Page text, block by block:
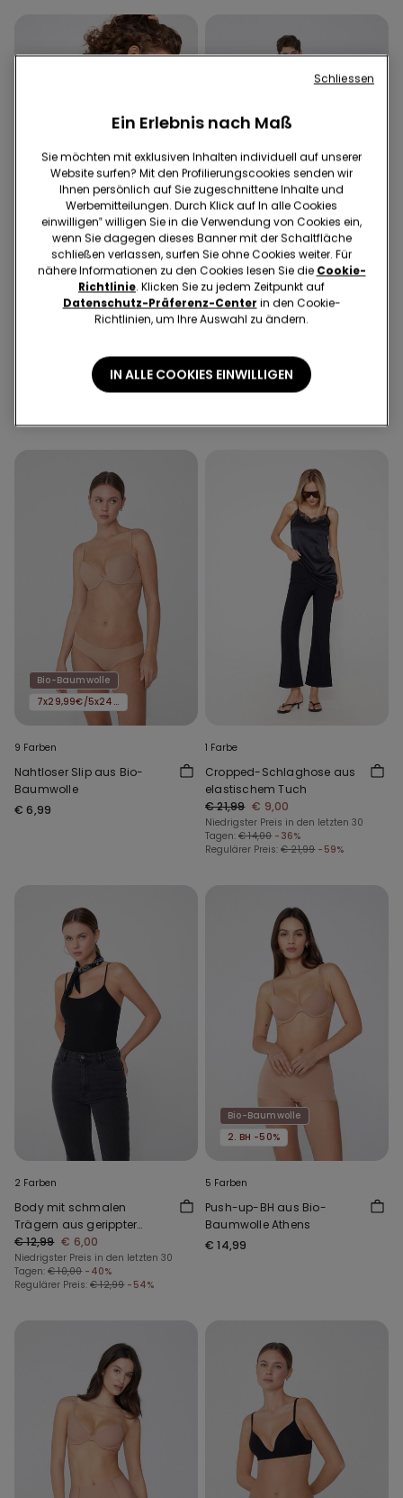
Recyceltes Mikrofaser
Raffung Micro recycelt
€ 15,00
Niedrigster Preis in den letzten 30
3 Farben
Basic mit Paspelierung und
kleiner Tasche
€ 17,99 € 10,00
Niedrigster Preis in den letzten 30
Bio-Baumwolle
7x29,99€/5x24,99€/3x16,99€
9 Farben
Nahtloser Slip aus Bio-
Baumwolle
€ 6,99
1 Farbe
Cropped-Schlaghose aus
elastischem Tuch
€ 21,99 € 9,00
Niedrigster Preis in den letzten 30
Tagen: € 14,00 -36%
Regulärer Preis: € 21,99 -59%
2 Farben
Body mit schmalen
Trägern aus gerippter
Baumwolle
€ 12,99 € 6,00
Niedrigster Preis in den letzten 30
Tagen: € 10,00 -40%
Regulärer Preis: € 12,99 -54%
Bio-Baumwolle
2. BH -50%
5 Farben
Push-up-BH aus Bio-
Baumwolle Athens
€ 14,99
Ein Erlebnis nach Maß
Sie möchten mit exklusiven Inhalten individuell auf unserer
Website surfen? Mit den Profilierungscookies senden wir
Ihnen persönlich auf Sie zugeschnittene Inhalte und
Werbemitteilungen. Durch Klick auf In alle Cookies
einwilligen‟ willigen Sie in die Verwendung von Cookies ein,
wenn Sie dagegen dieses Banner mit der Schaltfläche
schließen verlassen, surfen Sie ohne Cookies weiter. Für
nähere Informationen zu den Cookies lesen Sie die Cookie-
Richtlinie. Klicken Sie zu jedem Zeitpunkt auf
Datenschutz-Präferenz-Center in den Cookie-
Richtlinien, um Ihre Auswahl zu ändern.
IN ALLE COOKIES EINWILLIGEN
Schliessen